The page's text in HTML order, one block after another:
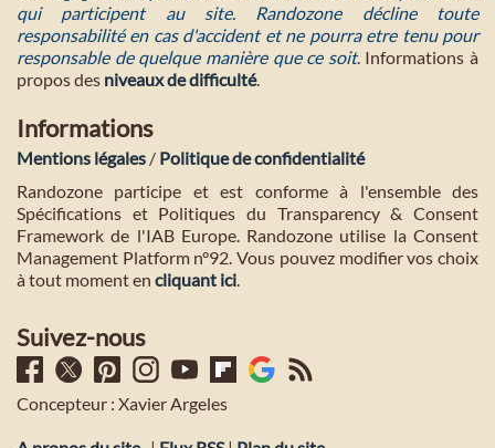
qui participent au site. Randozone décline toute
responsabilité en cas d'accident et ne pourra etre tenu pour
responsable de quelque manière que ce soit. Informations à
propos des niveaux de difficulté.
Informations
Mentions légales / Politique de confidentialité
Randozone participe et est conforme à l'ensemble des
Spécifications et Politiques du Transparency & Consent
Framework de l'IAB Europe. Randozone utilise la Consent
Management Platform n°92. Vous pouvez modifier vos choix
à tout moment en cliquant ici
Suivez-nous
Concepteur : Xavier Argeles